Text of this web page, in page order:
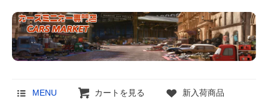
MENU カートを見る 新入荷商品